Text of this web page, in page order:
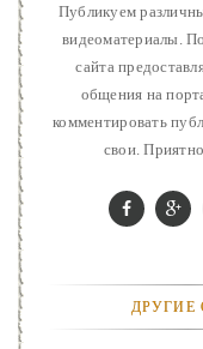
Публикуем
видеоматериалы.
сайта
общения на
комментировать
свои.
ДРУГИЕ